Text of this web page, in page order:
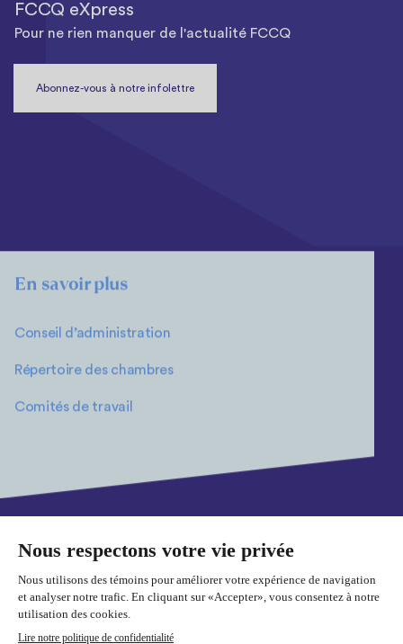
En savoir plus
Conseil d’administration
Répertoire des chambres
Comités de travail
FCCQ eXpress
Pour ne rien manquer de l'actualité FCCQ
Abonnez-vous à notre infolettre
Plan du site Politique de confidentialité Cookies